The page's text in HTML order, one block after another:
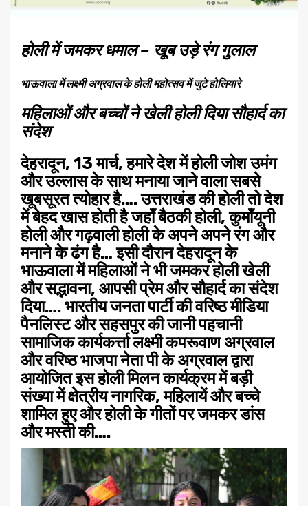
होली में जमकर धमाल – खूब उड़े रंग गुलाल
भाऊवाला में लक्ष्मी अग्रवाल के होली महोत्सव में जुटे होलियारे
महिलाओं और बच्चों ने खेली होली दिया सौहार्द का
संदेश
देहरादून, 13 मार्च, हमारे देश में होली जोश उमंग
और उल्लास के साथ मनाया जाने वाला सबसे
खूबसूरत त्योहार है…. उत्तराखंड की होली तो देश
में बेहद खास होती है जहाँ बैठकी होली, कुमाँयूनी
होली और गढ़वाली होली के अपने अपने रंग और
मनाने के ढंग है… इसी दौरान देहरादून के
भाऊवाला में महिलाओं ने भी जमकर होली खेली
और सद्भावना, आपसी प्रेम और सौहार्द का संदेश
दिया…. भारतीय जनता पार्टी की वरिष्ठ मीडिया
पैनलिस्ट और सहसपुर की जानी पहचानी
सामाजिक कार्यकर्त्ता लक्ष्मी कपरूवाण अग्रवाल
और वरिष्ठ भाजपा नेता पी के अग्रवाल द्वारा
आयोजित इस होली मिलन कार्यक्रम में बड़ी
संख्या में क्षेत्रीय नागरिक, महिलायें और बच्चे
शामिल हुए और होली के गीतों पर जमकर डांस
और मस्ती की….